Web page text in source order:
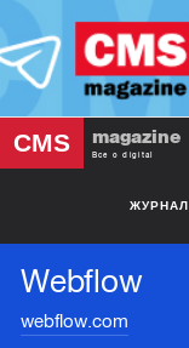
CMS magazine
Все о digital
ЖУРНАЛ
Webflow
webflow.com